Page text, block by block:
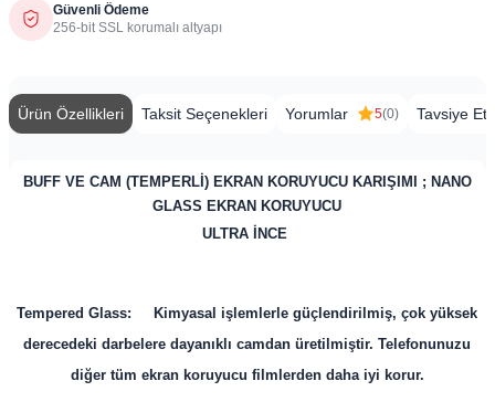
Güvenli Ödeme
256-bit SSL korumalı altyapı
Ürün Özellikleri Taksit Seçenekleri Yorumlar 5(0) Tavsiye Et
BUFF VE CAM (TEMPERLİ) EKRAN KORUYUCU KARIŞIMI ; NANO
GLASS EKRAN KORUYUCU
ULTRA İNCE
Tempered Glass: Kimyasal işlemlerle güçlendirilmiş, çok yüksek
derecedeki darbelere dayanıklı camdan üretilmiştir. Telefonunuzu
diğer tüm ekran koruyucu filmlerden daha iyi korur.